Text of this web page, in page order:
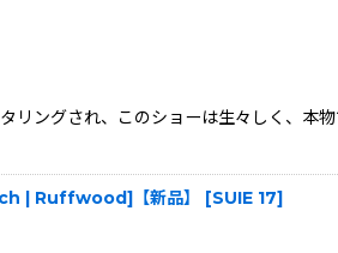
ングされ、このショーは生々しく、本
| Ruffwood]【新品】 [SUIE 17]